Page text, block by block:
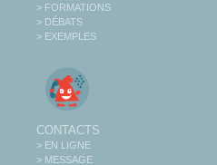
> FORMATIONS
> DÉBATS
> EXEMPLES
CONTACTS
> EN LIGNE
> MESSAGE